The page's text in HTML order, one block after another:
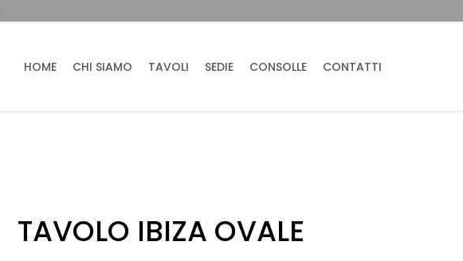
HOME CHI SIAMO TAVOLI SEDIE CONSOLLE CONTATTI
TAVOLO IBIZA OVALE